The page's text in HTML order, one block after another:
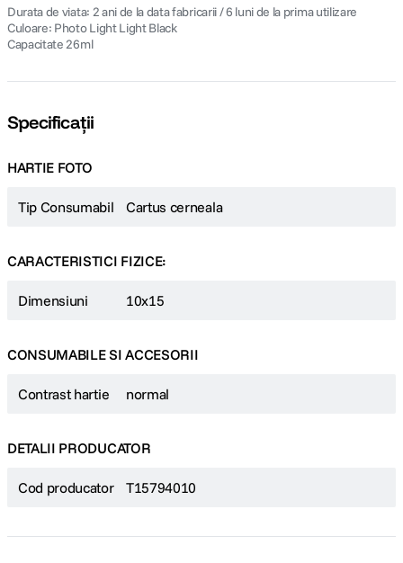
Durata de viata: 2 ani de la data fabricarii / 6 luni de la prima utilizare
Culoare: Photo Light Light Black
Capacitate 26ml
Specificații
HARTIE FOTO
Tip Consumabil Cartus cerneala
CARACTERISTICI FIZICE:
Dimensiuni 10x15
CONSUMABILE SI ACCESORII
Contrast hartie normal
DETALII PRODUCATOR
Cod producator T15794010